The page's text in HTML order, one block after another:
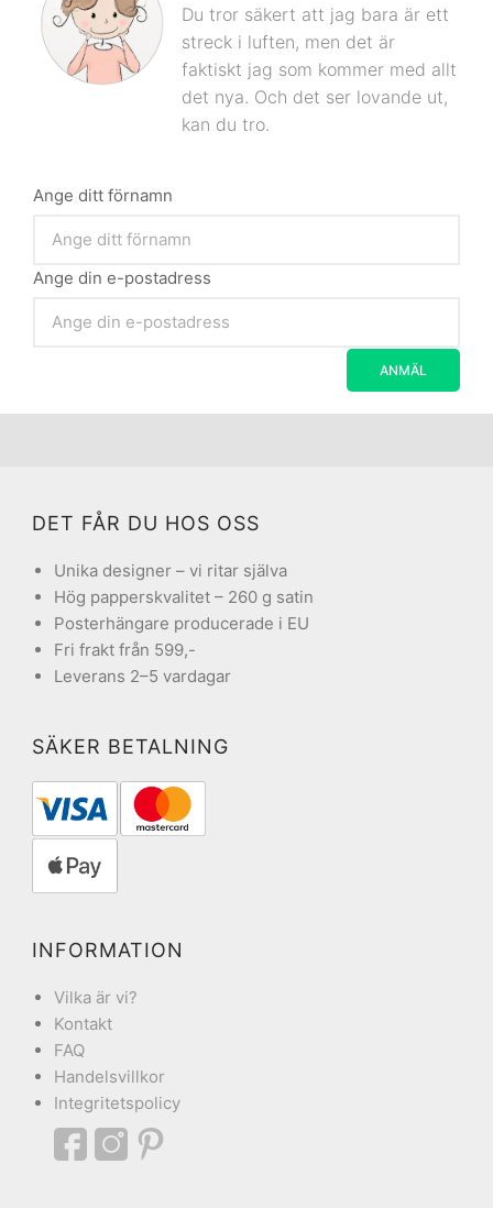
Du tror säkert att jag bara är ett
streck i luften, men det är
faktiskt jag som kommer med allt
det nya. Och det ser lovande ut,
kan du tro.
Ange ditt förnamn
Ange din e-postadress
DET FÅR DU HOS OSS
Unika designer – vi ritar själva
Hög papperskvalitet – 260 g satin
Posterhängare producerade i EU
Fri frakt från 599,-
Leverans 2–5 vardagar
SÄKER BETALNING
INFORMATION
Vilka är vi?
Kontakt
FAQ
Handelsvillkor
Integritetspolicy